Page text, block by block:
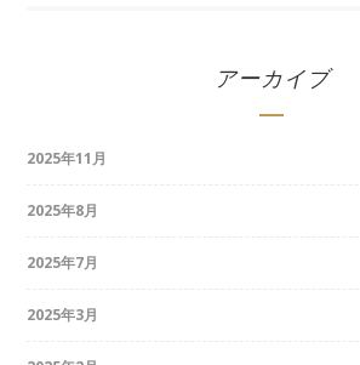
アーカイブ
2025年11月
2025年8月
2025年7月
2025年3月